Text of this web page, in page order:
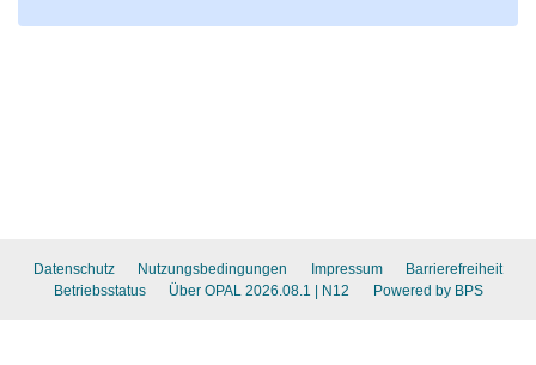
Datenschutz Nutzungsbedingungen Impressum
Barrierefreiheit
Betriebsstatus
Über OPAL 2026.08.1 | N12 Powered by BPS